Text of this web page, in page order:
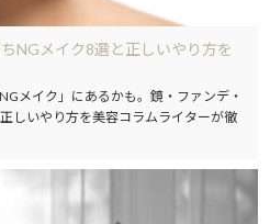
NGメイク8選と正しいやり方を
メイク」にあるかも。鏡・ファンデ・
しいやり方を美容コラムライターが徹